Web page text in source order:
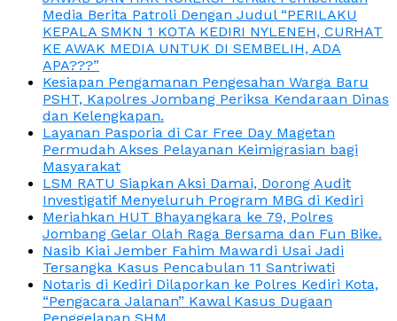
Media Berita Patroli Dengan Judul “PERILAKU
KEPALA SMKN 1 KOTA KEDIRI NYLENEH, CURHAT
KE AWAK MEDIA UNTUK DI SEMBELIH, ADA
APA???”
Kesiapan Pengamanan Pengesahan Warga Baru
PSHT, Kapolres Jombang Periksa Kendaraan Dinas
dan Kelengkapan.
Layanan Pasporia di Car Free Day Magetan
Permudah Akses Pelayanan Keimigrasian bagi
Masyarakat
LSM RATU Siapkan Aksi Damai, Dorong Audit
Investigatif Menyeluruh Program MBG di Kediri
Meriahkan HUT Bhayangkara ke 79, Polres
Jombang Gelar Olah Raga Bersama dan Fun Bike.
Nasib Kiai Jember Fahim Mawardi Usai Jadi
Tersangka Kasus Pencabulan 11 Santriwati
Notaris di Kediri Dilaporkan ke Polres Kediri Kota,
“Pengacara Jalanan” Kawal Kasus Dugaan